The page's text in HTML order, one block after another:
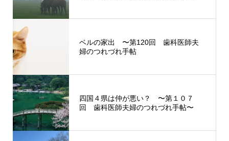
ベルの家出 〜第120回 歯科医師夫
婦のつれづれ手帖
四国４県は仲が悪い？ 〜第１０７
回 歯科医師夫婦のつれづれ手帖〜